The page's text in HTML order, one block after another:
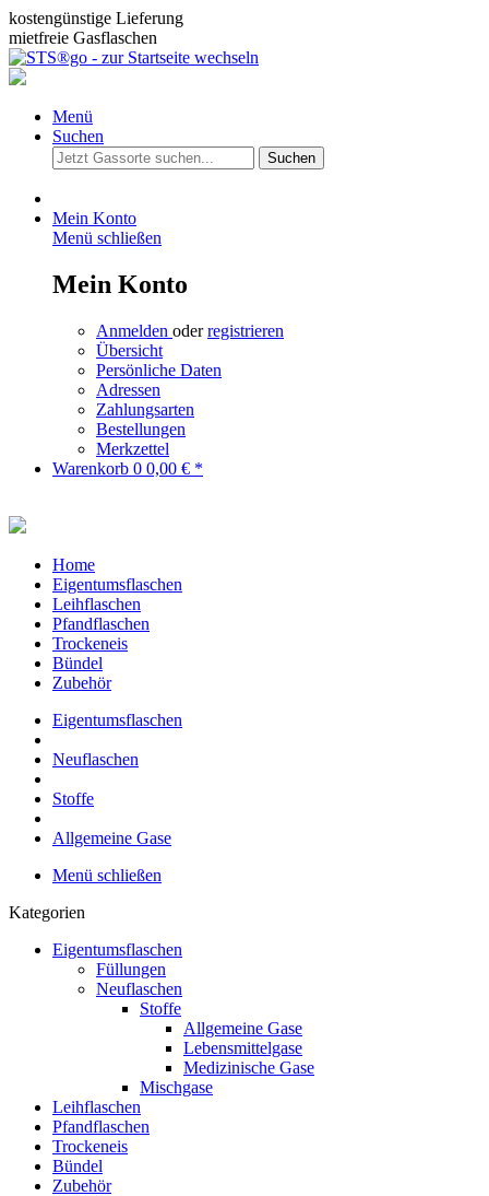
kostengünstige Lieferung
mietfreie Gasflaschen
Menü
Suchen
Suchen
Mein Konto
Menü schließen
Mein Konto
Anmelden oderregistrieren
Übersicht
Persönliche Daten
Adressen
Zahlungsarten
Bestellungen
Merkzettel
Warenkorb 0 0,00 € *
Home
Eigentumsflaschen
Leihflaschen
Pfandflaschen
Trockeneis
Bündel
Zubehör
Eigentumsflaschen
Neuflaschen
Stoffe
Allgemeine Gase
Menü schließen
Kategorien
Eigentumsflaschen
Füllungen
Neuflaschen
Stoffe
Allgemeine Gase
Lebensmittelgase
Medizinische Gase
Mischgase
Leihflaschen
Pfandflaschen
Trockeneis
Bündel
Zubehör